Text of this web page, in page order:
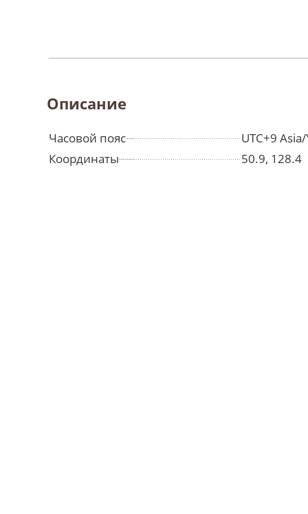
Описание
Часовой пояс
UTC+9
Координаты
50.9, 128.4